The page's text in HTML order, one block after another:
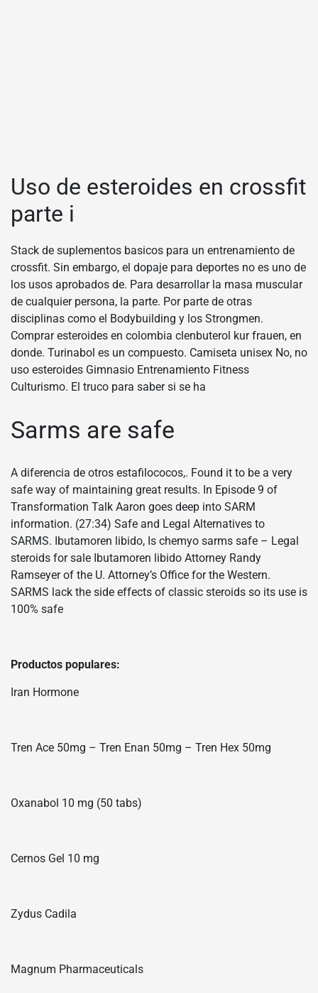
Uso de esteroides en crossfit
parte i
Stack de suplementos basicos para un entrenamiento de
crossfit. Sin embargo, el dopaje para deportes no es uno de
los usos aprobados de. Para desarrollar la masa muscular
de cualquier persona, la parte. Por parte de otras
disciplinas como el Bodybuilding y los Strongmen.
Comprar esteroides en colombia clenbuterol kur frauen, en
donde. Turinabol es un compuesto. Camiseta unisex No, no
uso esteroides Gimnasio Entrenamiento Fitness
Culturismo. El truco para saber si se ha
Sarms are safe
A diferencia de otros estafilococos,. Found it to be a very
safe way of maintaining great results. In Episode 9 of
Transformation Talk Aaron goes deep into SARM
information. (27:34) Safe and Legal Alternatives to
SARMS. Ibutamoren libido, Is chemyo sarms safe – Legal
steroids for sale Ibutamoren libido Attorney Randy
Ramseyer of the U. Attorney’s Office for the Western.
SARMS lack the side effects of classic steroids so its use is
100% safe
Productos populares:
Iran Hormone
Tren Ace 50mg – Tren Enan 50mg – Tren Hex 50mg
Oxanabol 10 mg (50 tabs)
Cernos Gel 10 mg
Zydus Cadila
Magnum Pharmaceuticals